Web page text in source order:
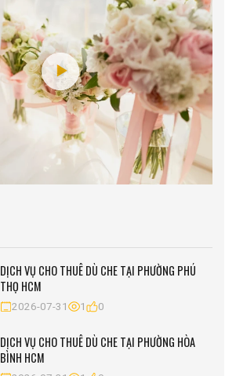
DỊCH VỤ CHO THUÊ DÙ CHE TẠI PHƯỜNG PHÚ
THỌ HCM
2026-07-31 1 0
DỊCH VỤ CHO THUÊ DÙ CHE TẠI PHƯỜNG HÒA
BÌNH HCM